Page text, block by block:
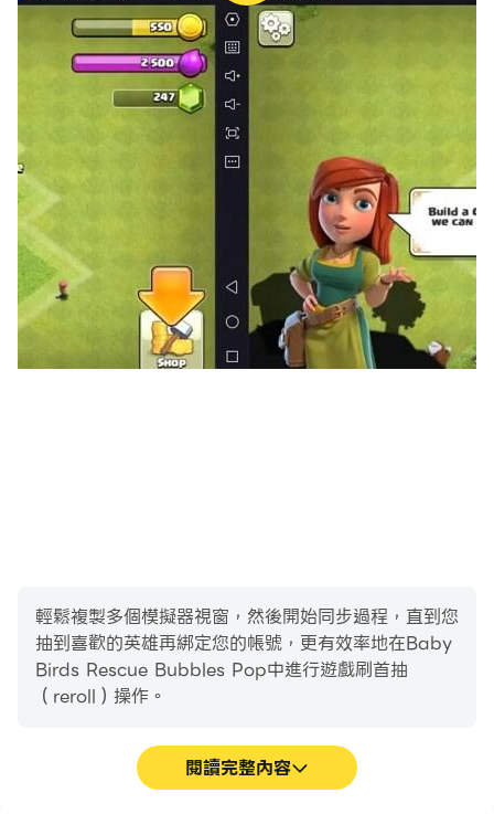
輕鬆複製多個模擬器視窗，然後開始同步過程，直到您
抽到喜歡的英雄再綁定您的帳號，更有效率地在Baby
Birds Rescue Bubbles Pop中進行遊戲刷首抽
（reroll）操作。
閱讀完整內容